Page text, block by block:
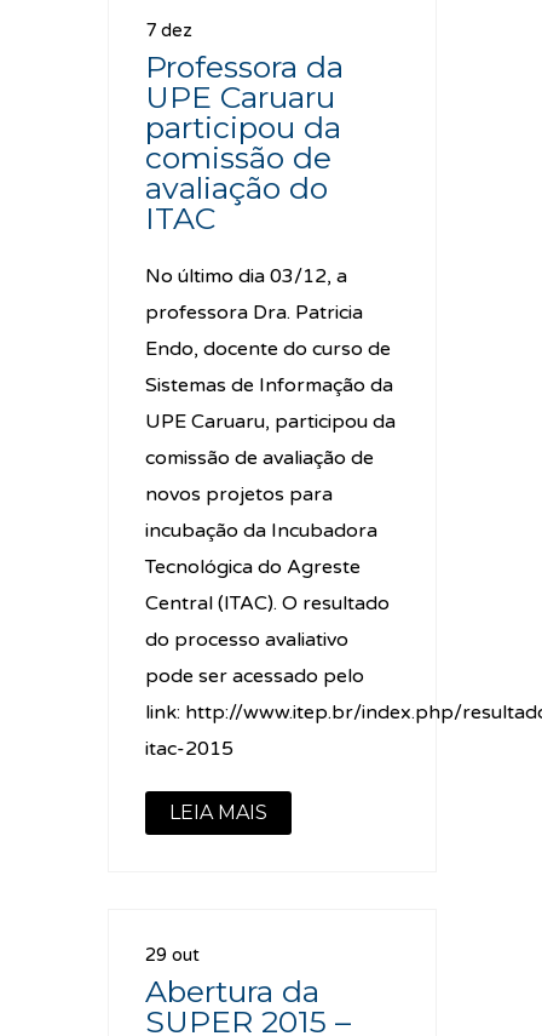
7 dez
Professora da
UPE Caruaru
participou da
comissão de
avaliação do
ITAC
No último dia 03/12, a
professora Dra. Patricia
Endo, docente do curso de
Sistemas de Informação da
UPE Caruaru, participou da
comissão de avaliação de
novos projetos para
incubação da Incubadora
Tecnológica do Agreste
Central (ITAC). O resultado
do processo avaliativo
pode ser acessado pelo
link: http://www.itep.br/index.php/
itac-2015
LEIA MAIS
29 out
Abertura da
SUPER 2015 –